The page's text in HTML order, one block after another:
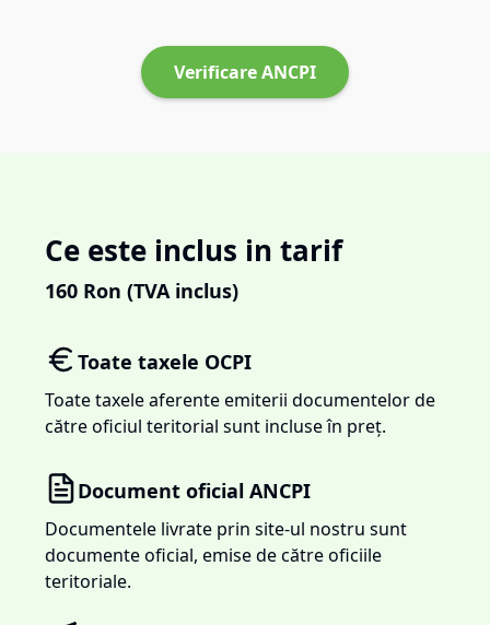
Verificare ANCPI
Ce este inclus in tarif
160 Ron (TVA inclus)
Toate taxele OCPI
Toate taxele aferente emiterii documentelor de
către oficiul teritorial sunt incluse în preț.
Document oficial ANCPI
Documentele livrate prin site-ul nostru sunt
documente oficial, emise de către oficiile
teritoriale.